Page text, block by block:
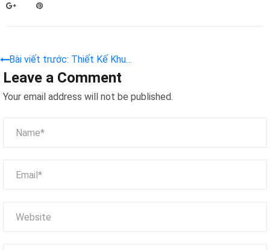
Bài viết trước: Thiết Kế Khu
Vui Chơi Trẻ Em Trong Nhà –
Giải Pháp Không Gian Sáng
Leave a Comment
Your email address will not be published.